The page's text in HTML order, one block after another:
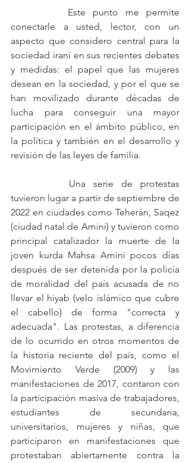
conectarle a usted, lector, con un
aspecto que considero central para la
sociedad iraní en sus recientes debates
y medidas: el papel que las mujeres
desean en la sociedad, y por el que se
han movilizado durante décadas de
lucha para conseguir una mayor
participación en el ámbito público, en
la política y también en el desarrollo y
revisión de las leyes de familia.
tuvieron lugar a partir de septiembre de
2022 en ciudades como Teherán, Saqez
(ciudad natal de Amini) y tuvieron como
principal catalizador la muerte de la
joven kurda Mahsa Amini pocos días
después de ser detenida por la policía
de moralidad del país acusada de no
llevar el hiyab (velo islámico que cubre
el cabello) de forma "correcta y
adecuada". Las protestas, a diferencia
de lo ocurrido en otros momentos de
la historia reciente del país, como el
Movimiento Verde (2009) y las
manifestaciones de 2017, contaron con
la participación masiva de trabajadores,
estudiantes de secundaria,
universitarios, mujeres y niñas, que
participaron en manifestaciones que
protestaban abiertamente contra la